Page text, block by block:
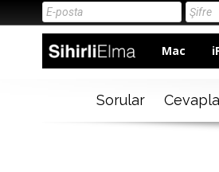
Mac
Sorular